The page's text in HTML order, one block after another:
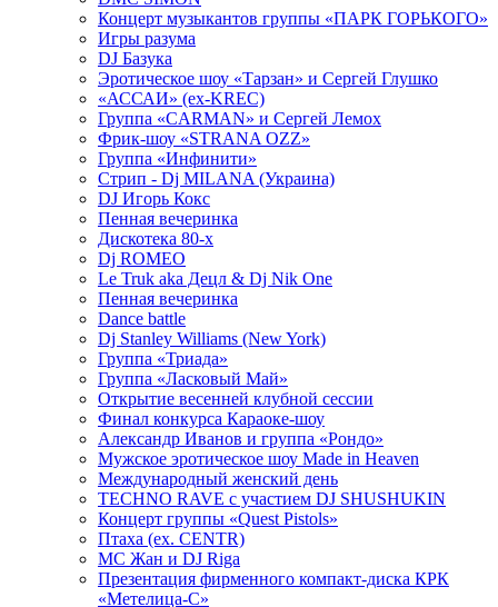
Концерт музыкантов группы «ПАРК ГОРЬКОГО»
Игры разума
DJ Базука
Эротическое шоу «Тарзан» и Сергей Глушко
«АССАИ» (ex-KREC)
Группа «CARMAN» и Сергей Лемох
Фрик-шоу «STRANA OZZ»
Группа «Инфинити»
Стрип - Dj MILANA (Украина)
DJ Игорь Кокс
Пенная вечеринка
Дискотека 80-х
Dj ROMEO
Le Truk aka Децл & Dj Nik One
Пенная вечеринка
Dance battle
Dj Stanley Williams (New York)
Группа «Триада»
Группа «Ласковый Май»
Открытие весенней клубной сессии
Финал конкурса Караоке-шоу
Александр Иванов и группа «Рондо»
Мужское эротическое шоу Made in Heaven
Международный женский день
TECHNO RAVE с участием DJ SHUSHUKIN
Концерт группы «Quest Pistols»
Птаха (ex. CENTR)
МС Жан и DJ Riga
Презентация фирменного компакт-диска КРК
«Метелица-С»